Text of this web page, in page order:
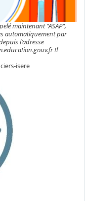
maintenant "ASAP",
automatiquement par
l'adresse
Il
isere